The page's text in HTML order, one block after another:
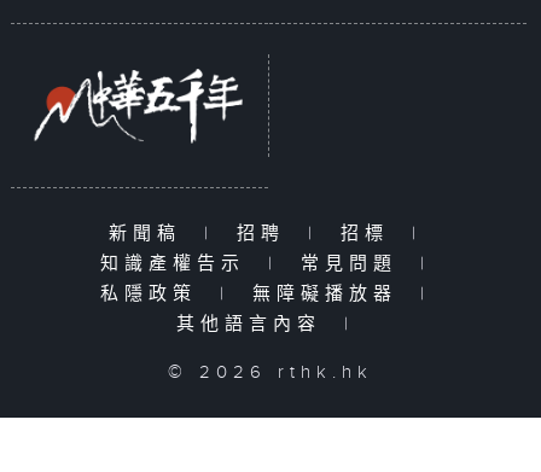
新聞稿 | 招聘 | 招標
|
知識產權告示
| 常見問題
|
私隱政策
| 無障礙播放器
|
其他語言內容
|
© 2026 rthk.hk